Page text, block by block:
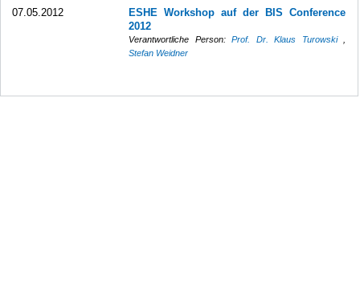
07.05.2012
ESHE Workshop auf der BIS Conference
2012
Verantwortliche Person:Prof. Dr. Klaus Turowski
Stefan Weidner